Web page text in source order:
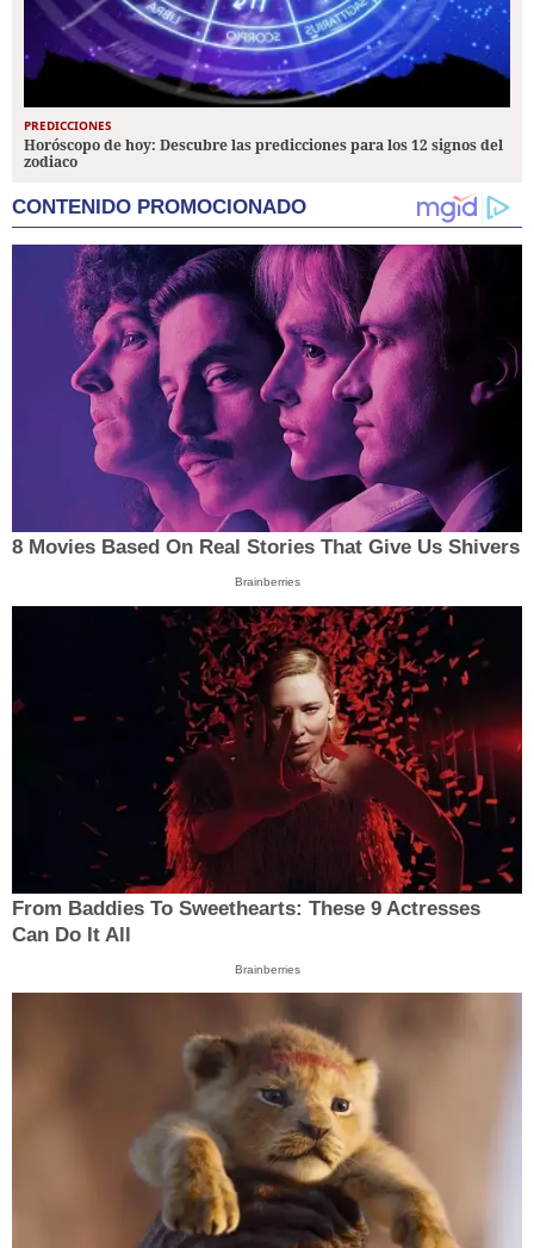
PREDICCIONES
Horóscopo de hoy: Descubre las predicciones para los 12 signos del
zodiaco
CONTENIDO PROMOCIONADO
8 Movies Based On Real Stories That Give Us Shivers
Brainberries
From Baddies To Sweethearts: These 9 Actresses
Can Do It All
Brainberries